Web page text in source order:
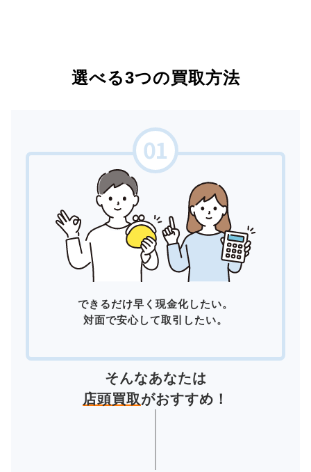
選べる3つの買取方法
できるだけ早く現金化したい。
対面で安心して取引したい。
そんなあなたは
店頭買取がおすすめ！